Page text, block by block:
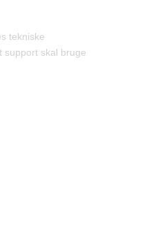
tekniske
support skal bruge